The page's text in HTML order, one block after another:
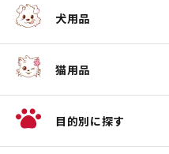
犬用品
猫用品
目的別に探す